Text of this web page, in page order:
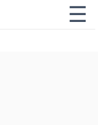
☰